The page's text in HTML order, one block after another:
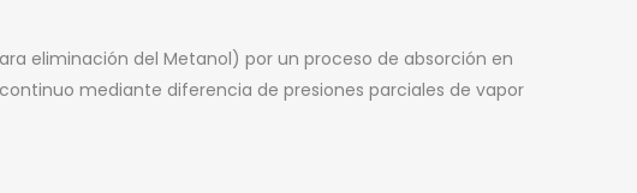
eliminación del Metanol) por un proceso de absorción en
mediante diferencia de presiones parciales de vapor